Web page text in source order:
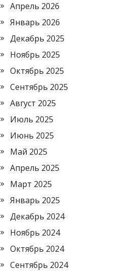
Апрель 2026
Январь 2026
Декабрь 2025
Ноябрь 2025
Октябрь 2025
Сентябрь 2025
Август 2025
Июль 2025
Июнь 2025
Май 2025
Апрель 2025
Март 2025
Январь 2025
Декабрь 2024
Ноябрь 2024
Октябрь 2024
Сентябрь 2024